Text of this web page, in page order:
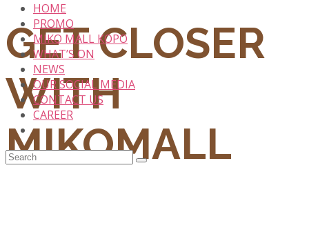
HOME
PROMO
MIKO MALL KOPO
WHAT’S ON
NEWS
OUR SOCIAL MEDIA
CONTACT US
CAREER
GET CLOSER
WITH
MIKOMALL